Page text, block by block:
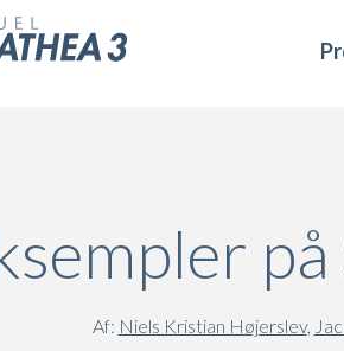
Af: Niels Kristian Højerslev,